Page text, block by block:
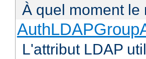
À quel moment le
L'attribut LDAP